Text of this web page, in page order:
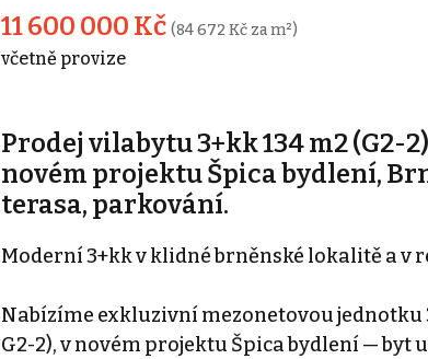
11 600 000 Kč (84 672 Kč za m²)
včetně provize
Prodej vilabytu 3+kk 134 m2 (G2-
novém projektu Špica bydlení,
terasa, parkování.
Moderní 3+kk v klidné brněnské lokalitě a
Nabízíme exkluzivní mezonetovou
G2-2), v novém projektu Špica bydlení — byt